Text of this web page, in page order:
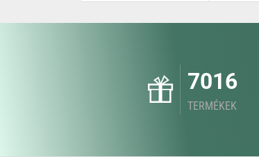
7016
TERMÉKEK